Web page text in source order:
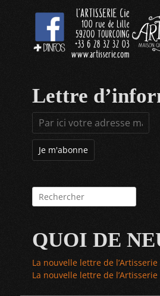
Lettre
Rechercher :
QUOI DE
La nouvelle lettre de l’Artisserie
La nouvelle lettre de l’Artisserie